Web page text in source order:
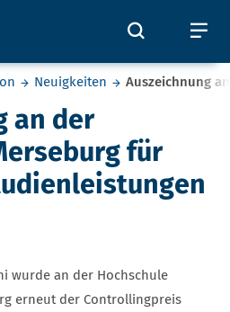
Öffnet
Neuigkeiten Auszeichnung
an der
für
wurde an der Hochschule
erneut der Controllingpreis